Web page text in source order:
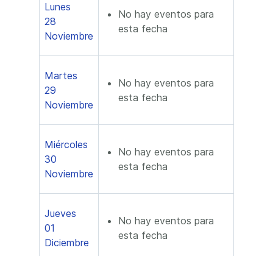
Lunes
28
Noviembre
No hay eventos para
esta fecha
Martes
29
Noviembre
No hay eventos para
esta fecha
Miércoles
30
Noviembre
No hay eventos para
esta fecha
Jueves
01
Diciembre
No hay eventos para
esta fecha